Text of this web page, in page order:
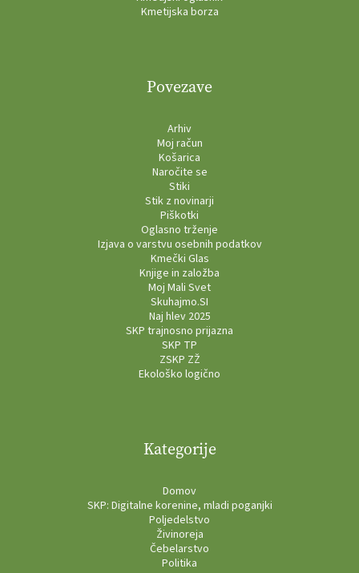
Kmetijska borza
Povezave
Arhiv
Moj račun
Košarica
Naročite se
Stiki
Stik z novinarji
Piškotki
Oglasno trženje
Izjava o varstvu osebnih podatkov
Kmečki Glas
Knjige in založba
Moj Mali Svet
Skuhajmo.SI
Naj hlev 2025
SKP trajnosno prijazna
SKP TP
ZSKP ZŽ
Ekološko logično
Kategorije
Domov
SKP: Digitalne korenine, mladi poganjki
Poljedelstvo
Živinoreja
Čebelarstvo
Politika